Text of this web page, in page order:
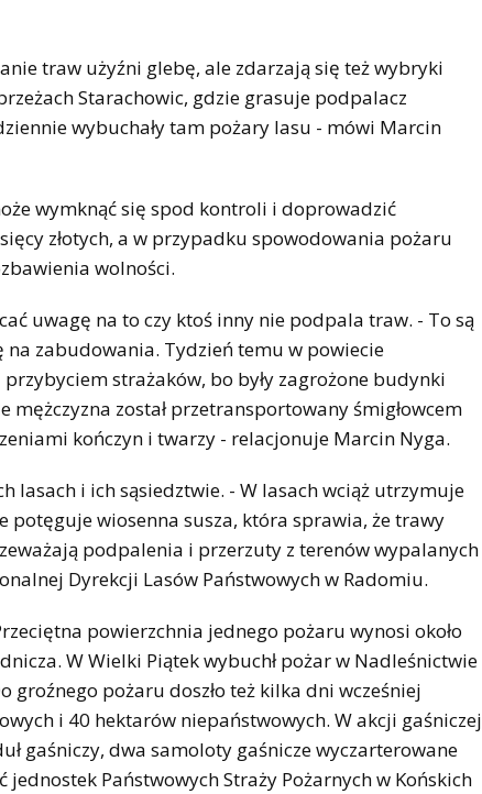
traw użyźni glebę, ale zdarzają się też wybryki
Starachowic, gdzie grasuje podpalacz
wybuchały tam pożary lasu - mówi Marcin
wymknąć się spod kontroli i doprowadzić
złotych, a w przypadku spowodowania pożaru
wolności.
uwagę na to czy ktoś inny nie podpala traw. - To są
zabudowania. Tydzień temu w powiecie
strażaków, bo były zagrożone budynki
został przetransportowany śmigłowcem
kończyn i twarzy - relacjonuje Marcin Nyga.
lasach i ich sąsiedztwie. - W lasach wciąż utrzymuje
potęguje wiosenna susza, która sprawia, że trawy
podpalenia i przerzuty z terenów wypalanych
Dyrekcji Lasów Państwowych w Radomiu.
powierzchnia jednego pożaru wynosi około
W Wielki Piątek wybuchł pożar w Nadleśnictwie
groźnego pożaru doszło też kilka dni wcześniej
i 40 hektarów niepaństwowych. W akcji gaśniczej
gaśniczy, dwa samoloty gaśnicze wyczarterowane
Państwowych Straży Pożarnych w Końskich